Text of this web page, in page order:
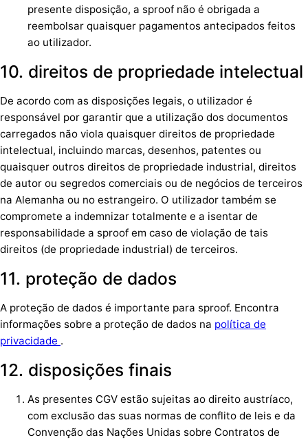
presente disposição, a sproof não é obrigada a
reembolsar quaisquer pagamentos antecipados feitos
ao utilizador.
10. direitos de propriedade intelectual
De acordo com as disposições legais, o utilizador é
responsável por garantir que a utilização dos documentos
carregados não viola quaisquer direitos de propriedade
intelectual, incluindo marcas, desenhos, patentes ou
quaisquer outros direitos de propriedade industrial, direitos
de autor ou segredos comerciais ou de negócios de terceiros
na Alemanha ou no estrangeiro. O utilizador também se
compromete a indemnizar totalmente e a isentar de
responsabilidade a sproof em caso de violação de tais
direitos (de propriedade industrial) de terceiros.
11. proteção de dados
A proteção de dados é importante para sproof. Encontra
informações sobre a proteção de dados na política de
privacidade .
12. disposições finais
As presentes CGV estão sujeitas ao direito austríaco,
com exclusão das suas normas de conflito de leis e da
Convenção das Nações Unidas sobre Contratos de